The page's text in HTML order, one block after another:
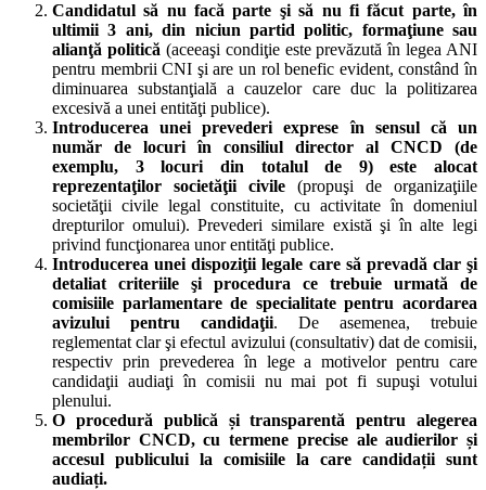
Candidatulsă nu facă parte şi să nu fi făcut parte, în
ultimii 3 ani, din niciun partid politic, formaţiune sau
alianţă politică (aceeaşi condiţie este prevăzută în legea ANI
pentru membrii CNI şi are un rol benefic evident, constând în
diminuarea substanţială a cauzelor care duc la politizarea
excesivă a unei entităţi publice).
Introducerea unei prevederi exprese în sensul că
un
număr de locuri în consiliul director al CNCD (de
exemplu, 3 locuri din totalul de 9) este alocat
reprezentaţilor societăţii civile (propuşi de organizaţiile
societăţii civile legal constituite, cu activitate în domeniul
drepturilor omului). Prevederi similare există şi în alte legi
privind funcţionarea unor entităţi publice.
Introducerea unei dispoziţii legale care să prevadă clar şi
detaliat
criteriile şi procedura ce trebuie urmată de
comisiile parlamentare de specialitate pentru acordarea
avizului pentru candidaţii. De asemenea, trebuie
reglementat clar şi efectul avizului (consultativ) dat de comisii,
respectiv prin prevederea în lege a motivelor pentru care
candidaţii audiaţi în comisii nu mai pot fi supuşi votului
plenului.
O procedură publică și transparentă pentru alegerea
membrilor CNCD, cu termene precise ale audierilor și
accesul publicului la comisiile la care candidații sunt
audiați.